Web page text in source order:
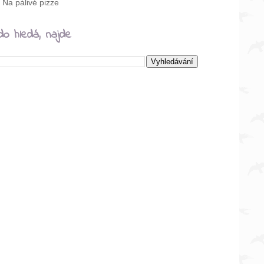
Na pálivé pizze
hledá, najde